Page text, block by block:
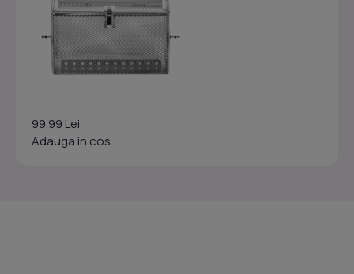
99.99 Lei
Adauga in cos